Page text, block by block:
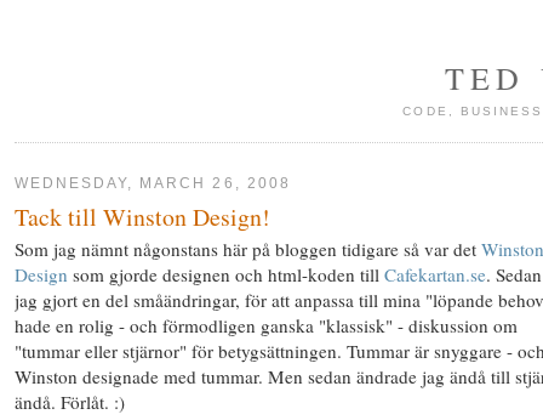
TED
CODE,
WEDNESDAY, MARCH 26, 2008
Tack till Winston Design!
Som jag nämnt någonstans här på bloggen tidigare så var det Winston
Design som gjorde designen och html-koden till Cafekartan.se.
jag gjort en del småändringar, för att anpassa till mina "löpande
hade en rolig - och förmodligen ganska "klassisk" - diskussion om
"tummar eller stjärnor" för betygsättningen. Tummar är snyggare -
Winston designade med tummar. Men sedan ändrade jag ändå till
ändå. Förlåt. :)